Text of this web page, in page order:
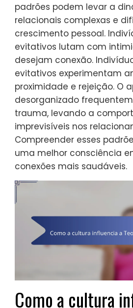
padrões podem levar a
relacionais complexas e
crescimento pessoal.
evitativos lutam com
desejam conexão.
evitativos experimentam
proximidade e rejeição. O
desorganizado
trauma, levando a
imprevisíveis nos
Compreender esses
uma melhor consciência
conexões mais saudáveis.
Como a cultura